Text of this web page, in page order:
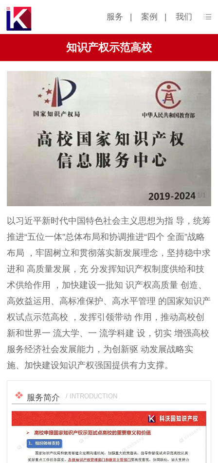
服务 | 案例 | 我们
知识产权示范高校
1 / 1
以习近平新时代中国特色社会主义思想为指 导，统筹
推进“五位一体”总体布局和协调推进“四个 全面”战略
布局 ，牢固树立和贯彻落实新发展理念，坚持稳中求
进和 高质量发展，充 分发挥知识产权制度供给和技
术供给作用 ，加快建设一批知 识产权高质量 创造、
高效益运用、高标准保护、高水平管理 的国家知识产
权试点示范高校 ，发挥引领带动 作用，推动高校创
新和世界一 流大学、一 流学科建 设，切实 增强高校
服务经济社会发展能力，为创新驱 动发展战略实
施、加快建设知识产权强国提供有力支撑。
服务简介 / INTRODUCTION